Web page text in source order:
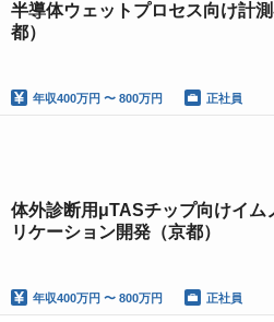
半導体ウェットプロセス向け計
都）
年収400万円 〜 800万円 正社員
体外診断用μTASチップ向けイム
リケーション開発（京都）
年収400万円 〜 800万円 正社員